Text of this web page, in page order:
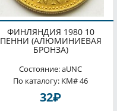
ФИНЛЯНДИЯ 1980 10
ПЕННИ (АЛЮМИНИЕВАЯ
БРОНЗА)
Состояние: aUNC
По каталогу: KM# 46
32P